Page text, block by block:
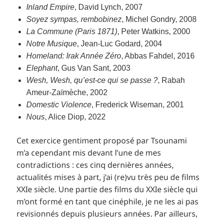
Inland Empire, David Lynch, 2007
Soyez sympas, rembobinez, Michel Gondry, 2008
La Commune (Paris 1871), Peter Watkins, 2000
Notre Musique, Jean-Luc Godard, 2004
Homeland: Irak Année Zéro, Abbas Fahdel, 2016
Elephant, Gus Van Sant, 2003
Wesh, Wesh, qu’est-ce qui se passe ?, Rabah
Ameur-Zaïmèche, 2002
Domestic Violence, Frederick Wiseman, 2001
Nous, Alice Diop, 2022
Cet exercice gentiment proposé par Tsounami
m’a cependant mis devant l’une de mes
contradictions : ces cinq dernières années,
actualités mises à part, j’ai (re)vu très peu de films
XXIe siècle. Une partie des films du XXIe siècle qui
m’ont formé en tant que cinéphile, je ne les ai pas
revisionnés depuis plusieurs années. Par ailleurs,